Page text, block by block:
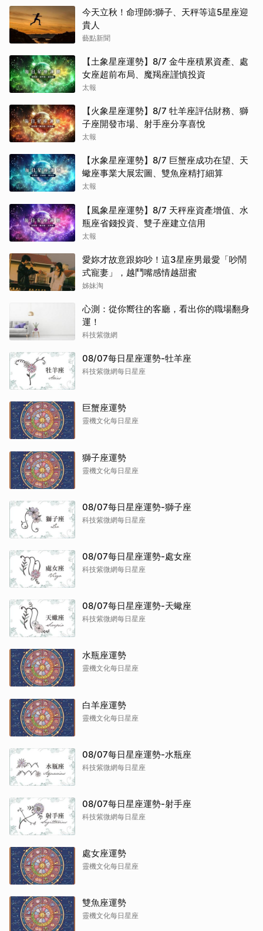
今天立秋！命理師:獅子、天秤等這5星座迎
貴人
藝點新聞
【土象星座運勢】8/7 金牛座積累資產、處
女座超前布局、魔羯座謹慎投資
太報
【火象星座運勢】8/7 牡羊座評估財務、獅
子座開發市場、射手座分享喜悅
太報
【水象星座運勢】8/7 巨蟹座成功在望、天
蠍座事業大展宏圖、雙魚座精打細算
太報
【風象星座運勢】8/7 天秤座資產增值、水
瓶座省錢投資、雙子座建立信用
太報
愛妳才故意跟妳吵！這3星座男最愛「吵鬧
式寵妻」，越鬥嘴感情越甜蜜
姊妹淘
心測：從你嚮往的客廳，看出你的職場翻身
運！
科技紫微網
08/07每日星座運勢-牡羊座
科技紫微網每日星座
巨蟹座運勢
靈機文化每日星座
獅子座運勢
靈機文化每日星座
08/07每日星座運勢-獅子座
科技紫微網每日星座
08/07每日星座運勢-處女座
科技紫微網每日星座
08/07每日星座運勢-天蠍座
科技紫微網每日星座
水瓶座運勢
靈機文化每日星座
白羊座運勢
靈機文化每日星座
08/07每日星座運勢-水瓶座
科技紫微網每日星座
08/07每日星座運勢-射手座
科技紫微網每日星座
處女座運勢
靈機文化每日星座
雙魚座運勢
靈機文化每日星座